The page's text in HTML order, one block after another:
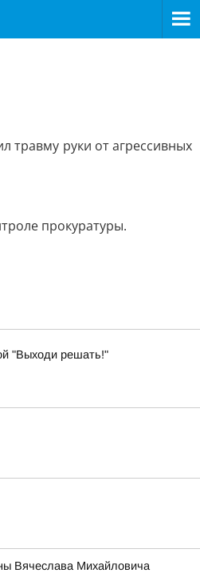
травму руки от агрессивных
прокуратуры.
"Выходи решать!"
Вячеслава Михайловича